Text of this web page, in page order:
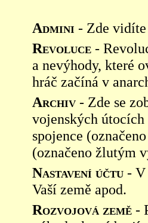
Admini - Zde
Revoluce -
a nevýhody, které
hráč začíná v
Archiv - Zde se
vojenských
spojence
(označeno žlutým
Nastavení účtu - V
Vaší země apod.
Rozvojová země -